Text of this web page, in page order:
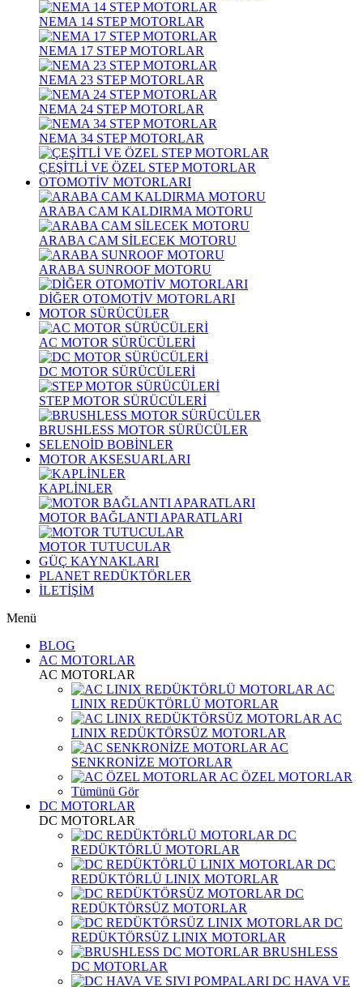
NEMA 14 STEP MOTORLAR
NEMA 17 STEP MOTORLAR
NEMA 23 STEP MOTORLAR
NEMA 24 STEP MOTORLAR
NEMA 34 STEP MOTORLAR
ÇEŞİTLİ VE ÖZEL STEP MOTORLAR
OTOMOTİV MOTORLARI
ARABA CAM KALDIRMA MOTORU
ARABA CAM SİLECEK MOTORU
ARABA SUNROOF MOTORU
DİĞER OTOMOTİV MOTORLARI
MOTOR SÜRÜCÜLER
AC MOTOR SÜRÜCÜLERİ
DC MOTOR SÜRÜCÜLERİ
STEP MOTOR SÜRÜCÜLERİ
BRUSHLESS MOTOR SÜRÜCÜLER
SELENOİD BOBİNLER
MOTOR AKSESUARLARI
KAPLİNLER
MOTOR BAĞLANTI APARATLARI
MOTOR TUTUCULAR
GÜÇ KAYNAKLARI
PLANET REDÜKTÖRLER
İLETİŞİM
Menü
BLOG
AC MOTORLAR
AC MOTORLAR
AC
LINIX REDÜKTÖRLÜ MOTORLAR
AC
LINIX REDÜKTÖRSÜZ MOTORLAR
AC
SENKRONİZE MOTORLAR
AC ÖZEL MOTORLAR
Tümünü Gör
DC MOTORLAR
DC MOTORLAR
DC
REDÜKTÖRLÜ MOTORLAR
DC
REDÜKTÖRLÜ LINIX MOTORLAR
DC
REDÜKTÖRSÜZ MOTORLAR
DC
REDÜKTÖRSÜZ LINIX MOTORLAR
BRUSHLESS
DC MOTORLAR
DC HAVA VE